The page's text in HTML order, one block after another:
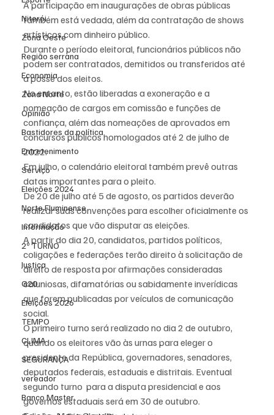
Niterói
Zona Oeste
Região serrana
Economia
Zona Norte
Opinião
Bastidores da política
Entretenimento
Serviço
Eleições 2024
Norte Fluminense
Informação
2º TURNO
Justiça
G20
Eleições 2026
TEMPO
CLIMA
SEGURANÇA
vereador
Banco Master
A participação em inaugurações de obras públicas
também está vedada, além da contratação de shows
artísticos com dinheiro público.
Durante o período eleitoral, funcionários públicos não
podem ser contratados, demitidos ou transferidos até
a posse dos eleitos.
No entanto, estão liberadas a exoneração e a
nomeação de cargos em comissão e funções de
confiança, além das nomeações de aprovados em
concursos públicos homologados até 2 de julho de
2022.
Em julho, o calendário eleitoral também prevê outras
datas importantes para o pleito.
De 20 de julho até 5 de agosto, os partidos deverão
realizar suas convenções para escolher oficialmente os
candidatos que vão disputar as eleições.
A partir do dia 20, candidatos, partidos políticos,
coligações e federações terão direito à solicitação de
direito de resposta por afirmações consideradas
caluniosas, difamatórias ou sabidamente inverídicas
que forem publicadas por veículos de comunicação
social.
O primeiro turno será realizado no dia 2 de outubro,
quando os eleitores vão às urnas para eleger o
presidente da República, governadores, senadores,
deputados federais, estaduais e distritais. Eventual
segundo turno  para a disputa presidencial e aos
governos estaduais será em 30 de outubro.